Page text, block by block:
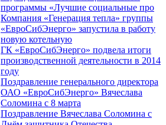
программы «Лучшие социальные про
Компания «Генерация тепла» группы
«ЕвроСибЭнерго» запустила в работу
новую котельную
ГК «ЕвроСибЭнерго» подвела итоги
производственной деятельности в 2014
году
Поздравление генерального директора
ОАО «ЕвроСибЭнерго» Вячеслава
Соломина с 8 марта
Поздравление Вячеслава Соломина с